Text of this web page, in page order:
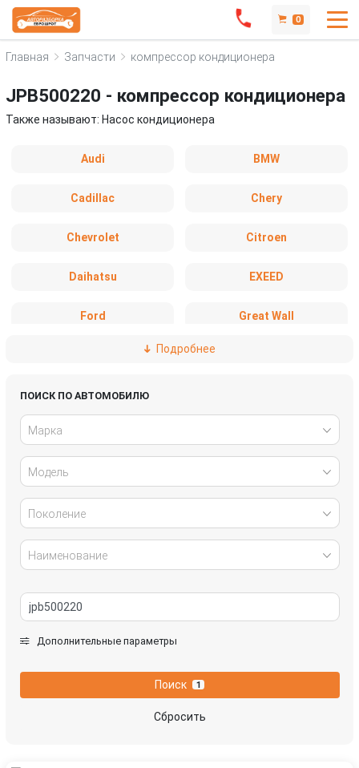
0
Главная Запчасти компрессор кондиционера
JPB500220 - компрессор кондиционера
Также называют: Hасос кондиционера
Audi BMW
Cadillac Chery
Chevrolet Citroen
Daihatsu EXEED
Ford Great Wall
Infiniti
Mercedes-Benz
Mitsubishi
Opel Peugeot
Skoda SsangYong
Подробнее
ПОИСК ПО АВТОМОБИЛЮ
Марка
Модель
Поколение
Наименование
Дополнительные параметры
Поиск 1
Сбросить